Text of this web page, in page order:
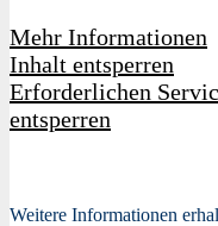
Mehr Informationen
Inhalt entsperren
Erforderlichen
entsperren
Weitere Informationen